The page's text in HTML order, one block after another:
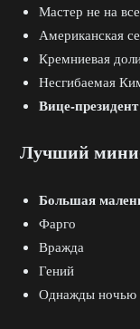
Мастер не на
Американская
Кремниевая
Несгибаемая
Вице-президент
Лучший
Большая
Фарго
Вражда
Гений
Однажды ночью